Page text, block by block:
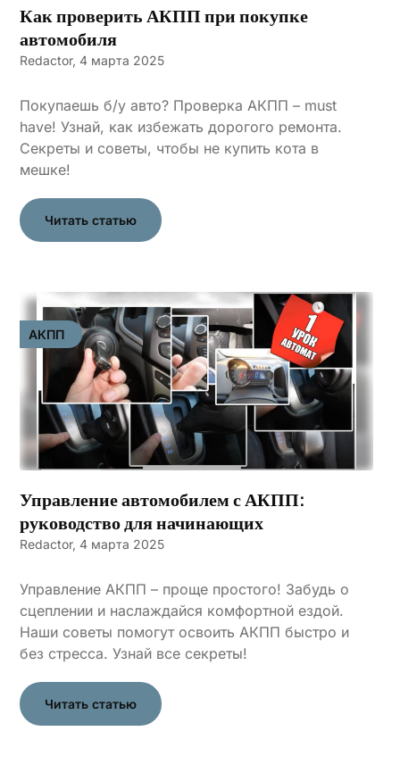
Как проверить АКПП при покупке
автомобиля
Redactor, 4 марта 2025
Покупаешь б/у авто? Проверка АКПП – must
have! Узнай, как избежать дорогого ремонта.
Секреты и советы, чтобы не купить кота в
мешке!
Читать статью
АКПП
Управление автомобилем с АКПП:
руководство для начинающих
Redactor, 4 марта 2025
Управление АКПП – проще простого! Забудь о
сцеплении и наслаждайся комфортной ездой.
Наши советы помогут освоить АКПП быстро и
без стресса. Узнай все секреты!
Читать статью